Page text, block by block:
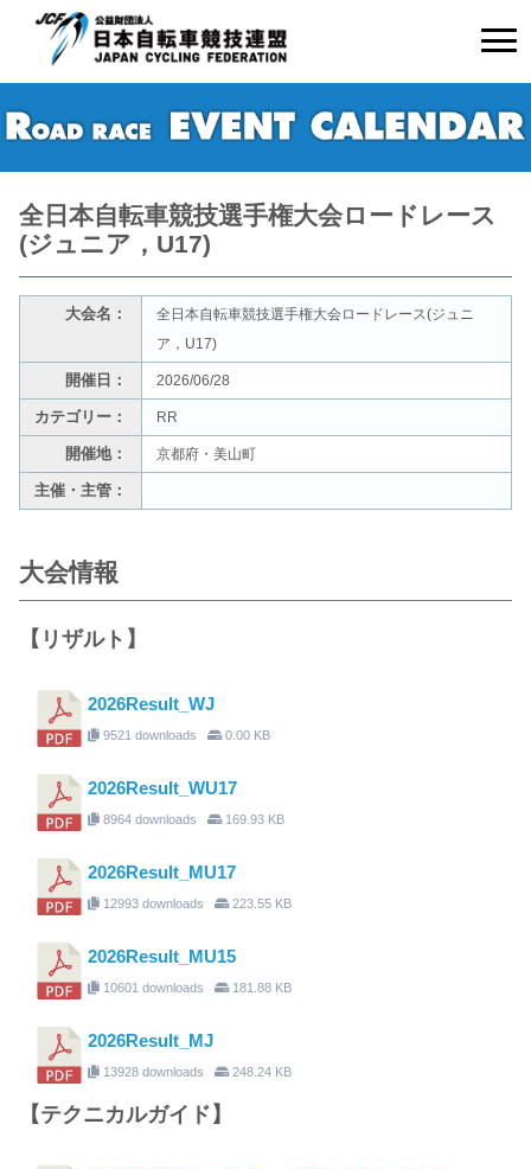
全日本自転車競技選手権大会ロードレース
(ジュニア，U17)
大会名：
全日本自転車競技選手権大会ロードレース(ジュニ
ア，U17)
開催日： 2026/06/28
カテゴリー： RR
開催地： 京都府・美山町
主催・主管：
大会情報
【リザルト】
2026Result_WJ
9521 downloads 0.00 KB
2026Result_WU17
8964 downloads 169.93 KB
2026Result_MU17
12993 downloads 223.55 KB
2026Result_MU15
10601 downloads 181.88 KB
2026Result_MJ
13928 downloads 248.24 KB
【テクニカルガイド】